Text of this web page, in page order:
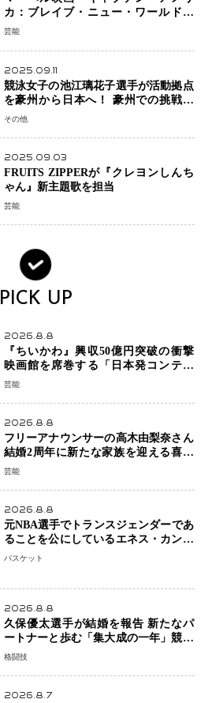
カ：ブレイブ・ニュー・ワールド』
新ブラック・ウィドウ役のシラ・ハー
芸能
2025.09.11
競泳女子の池江璃花子選手が活動拠点
を豪州から日本へ！ 豪州での挑戦を
糧に、28年ロサンゼルス五輪へ再始動
その他
2025.09.03
FRUITS ZIPPERが『クレヨンしんち
ゃん』新主題歌を担当
芸能
PICK UP
2026.8.8
『ちいかわ』興収50億円突破の衝撃
映画館を席巻する「日本発コンテン
ツ」の強さ スパイダーマン、モアナ
芸能
2026.8.8
フリーアナウンサーの高木由梨奈さん
結婚2周年に新たな家族を迎える喜び
を報告 夫・岸田タツヤさんと連名
芸能
2026.8.8
元NBA選手でトランスジェンダーであ
ることを公にしているエネス・カンタ
ーがWNBAドラフト参戦を表明「参加
バスケット
2026.8.8
久保優太選手が結婚を報告 新たなパ
ートナーと歩む「集大成の一年」競技
生活を支える存在に感謝
格闘技
2026.8.7